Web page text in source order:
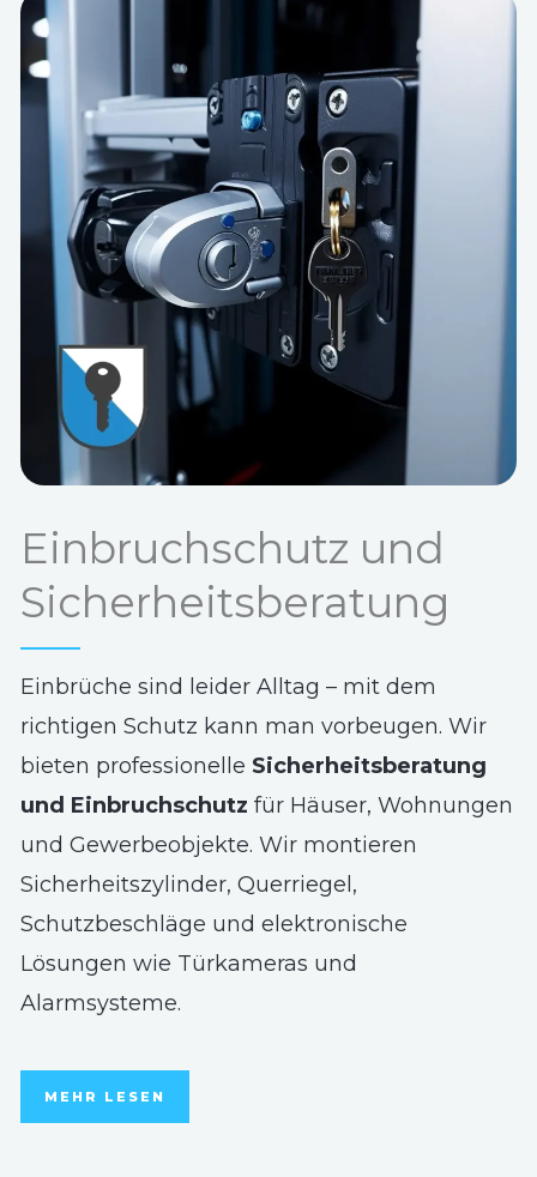
Einbruchschutz und
Sicherheitsberatung
Einbrüche sind leider Alltag – mit dem
richtigen Schutz kann man vorbeugen. Wir
bieten professionelle Sicherheitsberatung
und Einbruchschutz für Häuser, Wohnungen
und Gewerbeobjekte. Wir montieren
Sicherheitszylinder, Querriegel,
Schutzbeschläge und elektronische
Lösungen wie Türkameras und
Alarmsysteme.
MEHR LESEN